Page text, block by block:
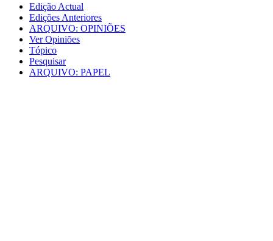
Edição Actual
Edições Anteriores
ARQUIVO: OPINIÕES
Ver Opiniões
Tópico
Pesquisar
ARQUIVO: PAPEL